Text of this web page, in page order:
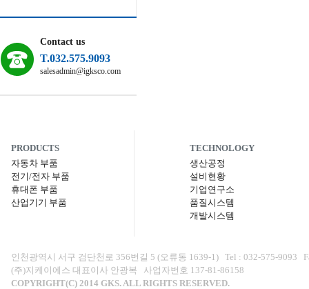
Contact us
T.032.575.9093
salesadmin@igksco.com
PRODUCTS
자동차 부품
전기/전자 부품
휴대폰 부품
산업기기 부품
TECHNOLOGY
생산공정
설비현황
기업연구소
품질시스템
개발시스템
인천광역시 서구 검단천로 356번길 5 (오류동 1639-1) Tel : 032-575-9093
(주)지케이에스 대표이사 안광복 사업자번호 137-81-86158
COPYRIGHT(C) 2014 GKS. ALL RIGHTS RESERVED.